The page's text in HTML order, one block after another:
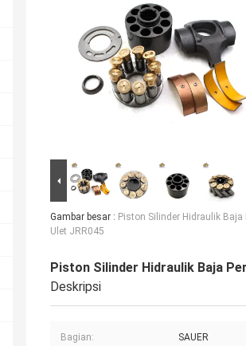
Gambar besar : Piston Silinder Hidraulik Baja
Ulet JRR045
Piston Silinder Hidraulik Baja
Deskripsi
Bagian: SAUER